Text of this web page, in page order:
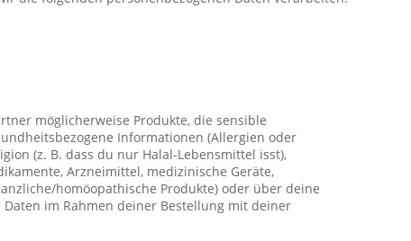
möglicherweise Produkte, die sensible
Informationen (Allergien oder
(z. B. dass du nur Halal-Lebensmittel isst),
Arzneimittel, medizinische Geräte,
homöopathische Produkte) oder über deine
im Rahmen deiner Bestellung mit deiner